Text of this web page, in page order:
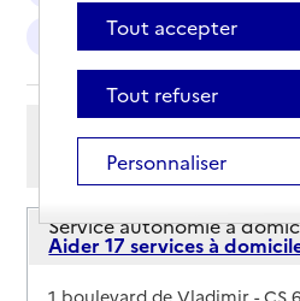
Chevanceaux : 2 Rochefort :
Mode liste
Mode carte
Service autonomie à
Aider 17 services à
Adresse
Tout accepter
Tout refuser
Personnaliser